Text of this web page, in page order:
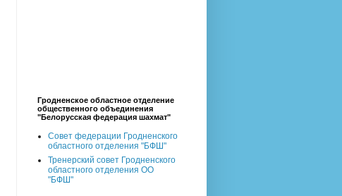
Гродненское областное отделение
общественного объединения
"Белорусская федерация шахмат"
Совет федерации Гродненского
областного отделения "БФШ"
Тренерский совет Гродненского
областного отделения ОО
"БФШ"